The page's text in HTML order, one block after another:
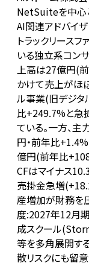
NetSuiteを中心
AI関連アドバイ
トラックリース
いる独立系コン
上高は27億円(
かけて売上がほ
ル事業(旧デジタ
比+249.7%と急
ている。一方、
円・前年比
億円(前年比
CFはマイナス
売掛金急増
産増加が財務を
度:2027年12月期
成スクール
等を多角展開す
散リスクにも留